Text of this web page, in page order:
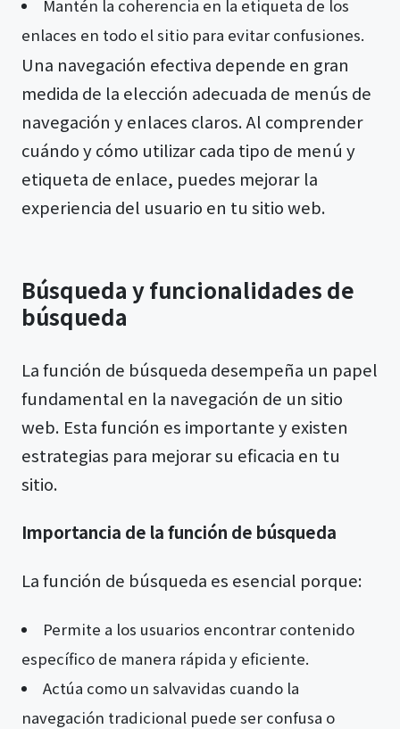
Mantén la coherencia en la etiqueta de los
enlaces en todo el sitio para evitar confusiones.
Una navegación efectiva depende en gran
medida de la elección adecuada de menús de
navegación y enlaces claros. Al comprender
cuándo y cómo utilizar cada tipo de menú y
etiqueta de enlace, puedes mejorar la
experiencia del usuario en tu sitio web.
Búsqueda y funcionalidades de
búsqueda
La función de búsqueda desempeña un papel
fundamental en la navegación de un sitio
web. Esta función es importante y existen
estrategias para mejorar su eficacia en tu
sitio.
Importancia de la función de búsqueda
La función de búsqueda es esencial porque:
Permite a los usuarios encontrar contenido
específico de manera rápida y eficiente.
Actúa como un salvavidas cuando la
navegación tradicional puede ser confusa o